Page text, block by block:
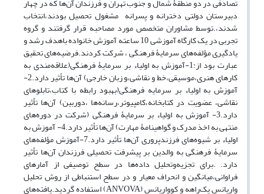
تصادفی در دو منطقۀ شمال و جنوب تهران و فرزندان آن‌ها که در چهار
دبیرستان دولتی دخترانه و پسرانه مشغول تحصیل بودند،انتخاب
شدند،.توسط مشاوران متخصص مورد مصاحبه قرار گرفتند و گروه
تجربی در یک کارگاه آموزشی 10 ساعته آموزش خانواده باهدف رشد و
یادگیری مؤلفه‌های سرمایۀ فرهنگی ، شرکت کردند.فرضیه‌های تحقیق
عبارت بود از:1-آموزش به اولیاء بر سرمایۀ فرهنگی(علاقه‌مندی به
کارهای هنری،موسیقی،خط و نقاشی،و زبان خارجی) آن‌ها تأثیر دارد.2-
آموزش به اولیاء بر سرمایه فرهنگی(بهبود رابطه با کتاب،تابلوهای
نقاشی، عضویت در کتابخانه،کامپیوتر،رسانه‌ها ،دوربین) آن‌ها تأثیر
دارد.3- آموزش به اولیاء بر سرمایۀ فرهنگی (شرکت در دوره‌های
منتهی به اخذ مدرک و گواهینامۀ مهارت) آن‌ها تأثیر دارد.4- آموزش به
اولیاء بر شیوه‌های فرزندپروری آن‌ها تأثیر دارد.7-آموزش مؤلفه‌های
سرمایۀ فرهنگی به والدین بر پیشرفت تحصیلی فرزندان آن‌ها تأثیر
دارد. .برای تجزیه‌وتحلیل داده‌ها در سطح توصیفی از آمارهای
فراوانی،میانگین و انحراف معیار و در سطح استنباطی از روش تحلیل
واریانس یک‌راهه و کوواریانس (ANVOVA) استفاده گردید.یافته‌های